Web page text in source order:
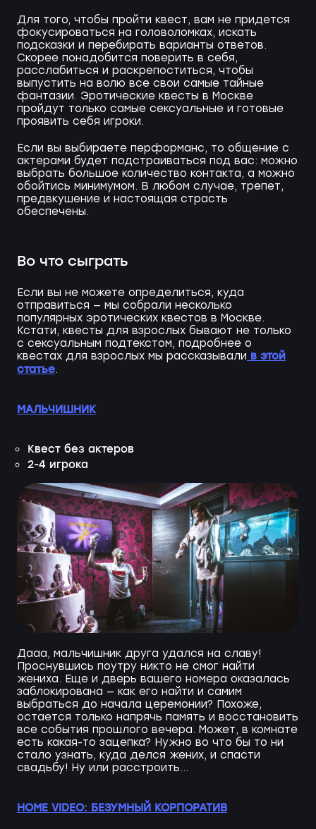
Для того, чтобы пройти квест, вам не придется
фокусироваться на головоломках, искать
подсказки и перебирать варианты ответов.
Скорее понадобится поверить в себя,
расслабиться и раскрепоститься, чтобы
выпустить на волю все свои самые тайные
фантазии. Эротические квесты в Москве
пройдут только самые сексуальные и готовые
проявить себя игроки.
Если вы выбираете перформанс, то общение с
актерами будет подстраиваться под вас: можно
выбрать большое количество контакта, а можно
обойтись минимумом. В любом случае, трепет,
предвкушение и настоящая страсть
обеспечены.
Во что сыграть
Если вы не можете определиться, куда
отправиться — мы собрали несколько
популярных эротических квестов в Москве.
Кстати, квесты для взрослых бывают не только
с сексуальным подтекстом, подробнее о
квестах для взрослых мы рассказывалив этой
статье.
МАЛЬЧИШНИК
Квест без актеров
2-4 игрока
Дааа, мальчишник друга удался на славу!
Проснувшись поутру никто не смог найти
жениха. Еще и дверь вашего номера оказалась
заблокирована — как его найти и самим
выбраться до начала церемонии? Похоже,
остается только напрячь память и восстановить
все события прошлого вечера. Может, в комнате
есть какая-то зацепка? Нужно во что бы то ни
стало узнать, куда делся жених, и спасти
свадьбу! Ну или расстроить...
HOME VIDEO: БЕЗУМНЫЙ КОРПОРАТИВ